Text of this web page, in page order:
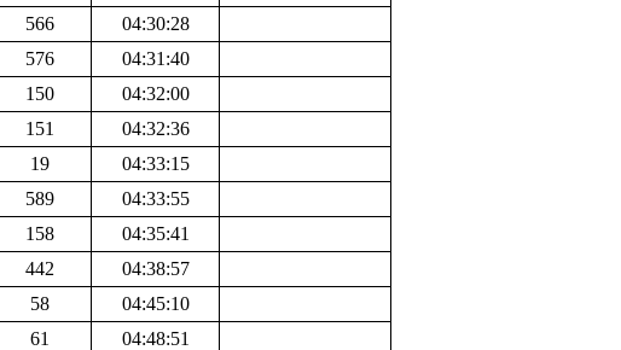
566
04:30:28
576
04:31:40
150
04:32:00
151
04:32:36
19
04:33:15
589
04:33:55
158
04:35:41
442
04:38:57
58
04:45:10
61
04:48:51